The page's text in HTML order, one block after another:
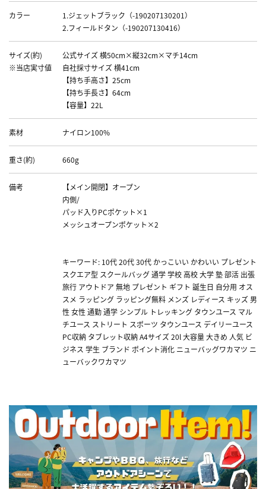
カラー
1.ジェットブラック（-190207130201）
2.フィールドタン（-190207130416）
サイズ(約)
※当店実寸値
公式サイズ 横50cm×縦32cm×マチ14cm
自社採寸サイズ 横41cm
【持ち手高さ】25cm
【持ち手長さ】64cm
【容量】22L
素材 ナイロン100%
重さ(約) 660g
備考
【メイン開閉】オープン
内側/
パッド入りPCポケット×1
メッシュオープンポケット×2
キーワード: 10代 20代 30代 かっこいい かわいい プレゼント
スクエア型 スクールバッグ 通学 学校 高校 大学 塾 部活 出張
旅行 アウトドア 無地 プレゼント ギフト 誕生日 自分用 オス
スメ ラッピング ラッピング無料 メンズ レディース キッズ 男
性 女性 通勤 通学 シンプル トレッキング タウンユース マル
チユース ストリート スポーツ タウンユース デイリーユース
PC収納 タブレット収納 A4サイズ 20l 大容量 大きめ 人気 ビ
ジネス 学生 ブランド ポイント消化 ニューバッグワカマツ ニ
ューバックワカマツ